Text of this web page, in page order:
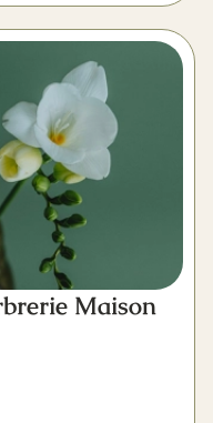
Maison